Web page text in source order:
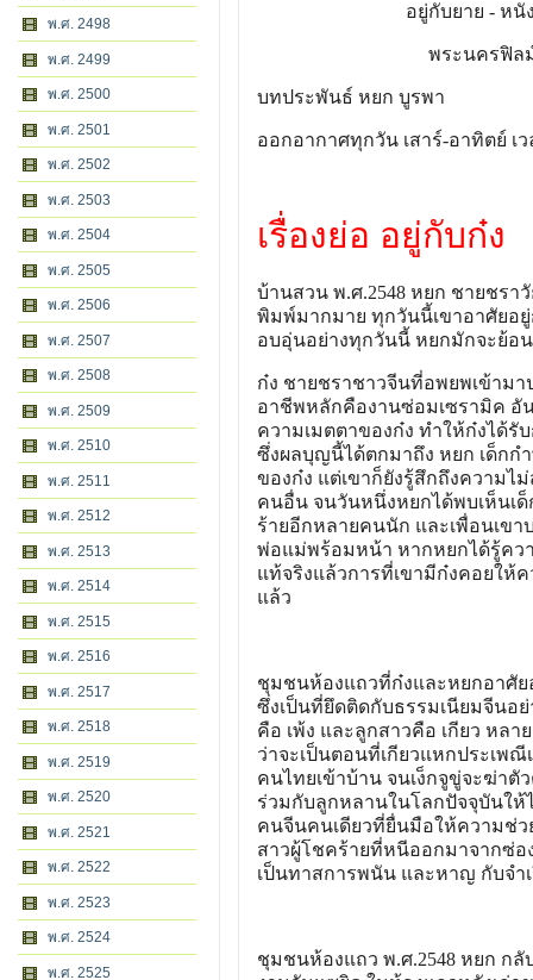
พ.ศ. 2498
พ.ศ. 2499
พ.ศ. 2500
พ.ศ. 2501
พ.ศ. 2502
พ.ศ. 2503
พ.ศ. 2504
พ.ศ. 2505
พ.ศ. 2506
พ.ศ. 2507
พ.ศ. 2508
พ.ศ. 2509
พ.ศ. 2510
พ.ศ. 2511
พ.ศ. 2512
พ.ศ. 2513
พ.ศ. 2514
พ.ศ. 2515
พ.ศ. 2516
พ.ศ. 2517
พ.ศ. 2518
พ.ศ. 2519
พ.ศ. 2520
พ.ศ. 2521
พ.ศ. 2522
พ.ศ. 2523
พ.ศ. 2524
พ.ศ. 2525
อยู่กับยาย - หนัง
พระนครฟิลม์
บทประพันธ์ หยก บูรพา
ออกอากาศทุกวัน เสาร์-อาทิตย์ เ
เรื่องย่อ อยู่กับก๋ง
บ้านสวน พ.ศ.2548 หยก ชายชรา
พิมพ์มากมาย ทุกวันนี้เขาอาศัยอ
อบอุ่นอย่างทุกวันนี้ หยกมักจะย้อน
ก๋ง ชายชราชาวจีนที่อพยพเข้าม
อาชีพหลักคืองานซ่อมเซรามิค อั
ความเมตตาของก๋ง ทำให้ก๋งได้
ซึ่งผลบุญนี้ได้ตกมาถึง หยก เด็กก
ของก๋ง แต่เขาก็ยังรู้สึกถึงความ
คนอื่น จนวันหนึ่งหยกได้พบเห็นเด็
ร้ายอีกหลายคนนัก และเพื่อนเข
พ่อแม่พร้อมหน้า หากหยกได้รู้คว
แท้จริงแล้วการที่เขามีก๋งคอยให้
แล้ว
ชุมชนห้องแถวที่ก๋งและหยกอาศั
ซึ่งเป็นที่ยึดติดกับธรรมเนียมจีนอ
คือ เพ้ง และลูกสาวคือ เกียว หล
ว่าจะเป็นตอนที่เกียวแหกประเพ
คนไทยเข้าบ้าน จนเง็กจูขู่จะฆ่าตั
ร่วมกับลูกหลานในโลกปัจจุบันใ
คนจีนคนเดียวที่ยื่นมือให้ความช่ว
สาวผู้โชคร้ายที่หนีออกมาจากซ่อ
เป็นทาสการพนัน และหาญ กับจำ
ชุมชนห้องแถว พ.ศ.2548 หยก กลั